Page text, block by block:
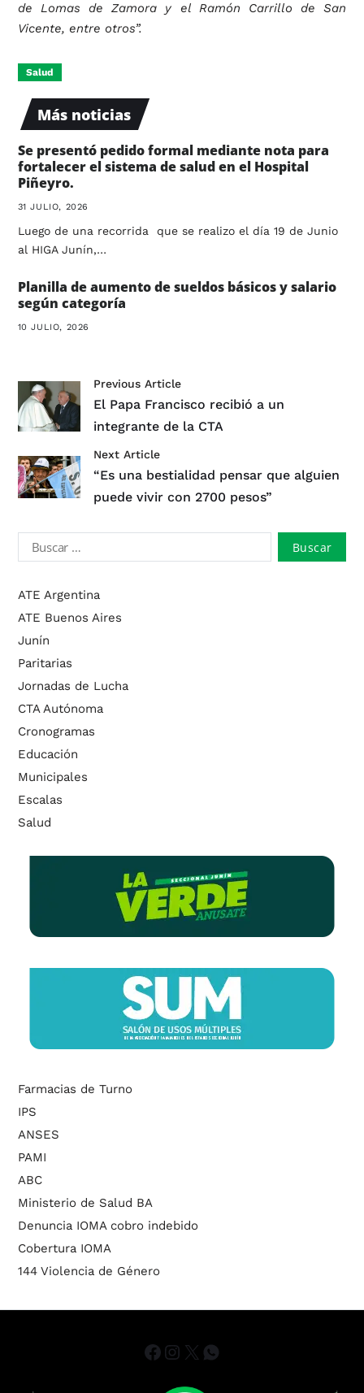
de Lomas de Zamora y el Ramón Carrillo de San
Vicente, entre otros”.
Salud
Más noticias
Se presentó pedido formal mediante nota para
fortalecer el sistema de salud en el Hospital
Piñeyro.
31 JULIO, 2026
Luego de una recorrida que se realizo el día 19 de Junio
al HIGA Junín,…
Planilla de aumento de sueldos básicos y salario
según categoría
10 JULIO, 2026
Previous Article
El Papa Francisco recibió a un
integrante de la CTA
Next Article
“Es una bestialidad pensar que alguien
puede vivir con 2700 pesos”
ATE Argentina
ATE Buenos Aires
Junín
Paritarias
Jornadas de Lucha
CTA Autónoma
Cronogramas
Educación
Municipales
Escalas
Salud
Farmacias de Turno
IPS
ANSES
PAMI
ABC
Ministerio de Salud BA
Denuncia IOMA cobro indebido
Cobertura IOMA
144 Violencia de Género